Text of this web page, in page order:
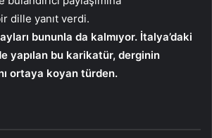
dille yanıt verdi.
bununla da kalmıyor. İtalya’daki
yapılan bu karikatür, derginin
ortaya koyan türden.